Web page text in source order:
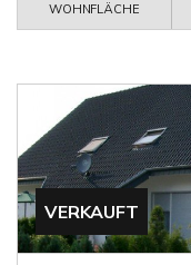
WOHNFLÄCHE
VERKAUFT